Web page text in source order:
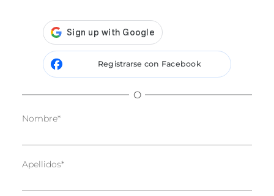
Registrarse con Facebook
O
Nombre*
Apellidos*